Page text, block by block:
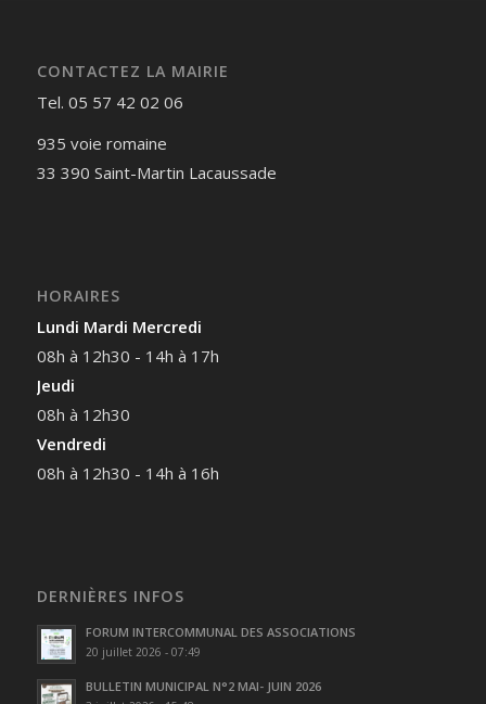
CONTACTEZ LA MAIRIE
Tel. 05 57 42 02 06
935 voie romaine
33 390 Saint-Martin Lacaussade
HORAIRES
Lundi Mardi Mercredi
08h à 12h30 - 14h à 17h
Jeudi
08h à 12h30
Vendredi
08h à 12h30 - 14h à 16h
DERNIÈRES INFOS
FORUM INTERCOMMUNAL DES ASSOCIATIONS
20 juillet 2026 - 07:49
BULLETIN MUNICIPAL N°2 MAI- JUIN 2026